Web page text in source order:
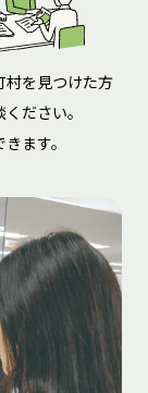
村を見つけた方
ださい。
ます。